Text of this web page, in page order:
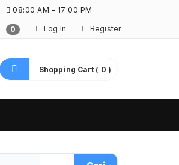
08:00 AM - 17:00 PM
0 Log In Register
Shopping Cart ( 0 )